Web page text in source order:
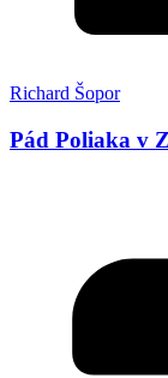
Richard Šopor
Pád Poliaka v